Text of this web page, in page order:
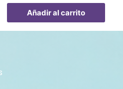
Añadir al carrito